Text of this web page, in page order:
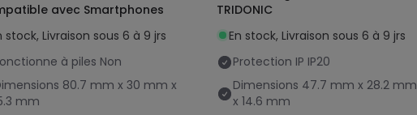
avec Smartphones
stock, Livraison sous 6 à 9 jrs
à piles Non
80.7 mm x 30 mm x
mm
TRIDONIC
En stock, Livraison sous 6 à 9 jrs
Protection IP IP20
Dimensions 47.7 mm x 28.2 mm
x 14.6 mm